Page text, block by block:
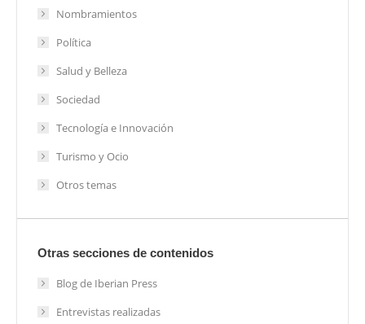
Nombramientos
Política
Salud y Belleza
Sociedad
Tecnología e Innovación
Turismo y Ocio
Otros temas
Otras secciones de contenidos
Blog de Iberian Press
Entrevistas realizadas